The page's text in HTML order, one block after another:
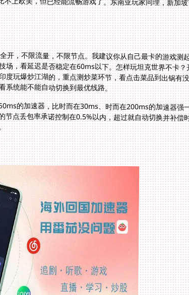
，不限流量，不限节点。我建议你从自己最卡的游戏测
场，看延迟是否稳定在60ms以下。怎样玩坦克世界不卡
玩爆炒江湖的，重点测炒菜环节，看点击菜品到出锅有
系统能不能自动切换到最优线路。
的加速器，比时而在30ms、时而在200ms的加速器强
节点丢包率承诺控制在0.5%以内，超过就自动切换并补